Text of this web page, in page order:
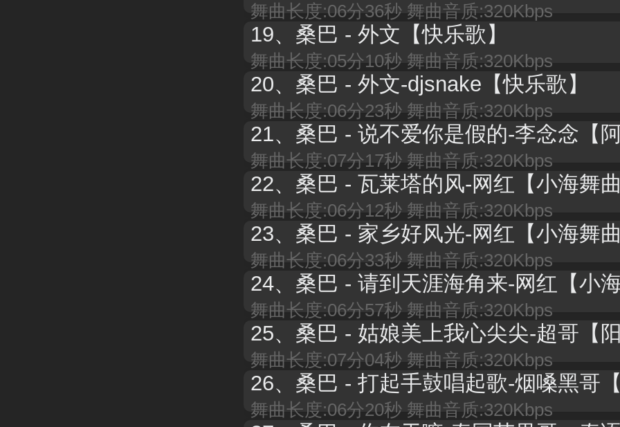
舞曲长度:06分36秒 舞曲音质:320Kbps
19、 桑巴 - 外文【快乐歌】
舞曲长度:05分10秒 舞曲音质:320Kbps
20、 桑巴 - 外文-djsnake【快乐歌】
舞曲长度:06分23秒 舞曲音质:320Kbps
21、 桑巴 - 说不爱你是假的-李念念【阿伟舞
舞曲长度:07分17秒 舞曲音质:320Kbps
22、 桑巴 - 瓦莱塔的风-网红【小海舞曲
舞曲长度:06分12秒 舞曲音质:320Kbps
23、 桑巴 - 家乡好风光-网红【小海舞曲
舞曲长度:06分33秒 舞曲音质:320Kbps
24、 桑巴 - 请到天涯海角来-网红【小海舞
舞曲长度:06分57秒 舞曲音质:320Kbps
25、 桑巴 - 姑娘美上我心尖尖-超哥【阳光舞
舞曲长度:07分04秒 舞曲音质:320Kbps
26、 桑巴 - 打起手鼓唱起歌-烟嗓黑哥【小海舞
舞曲长度:06分20秒 舞曲音质:320Kbps